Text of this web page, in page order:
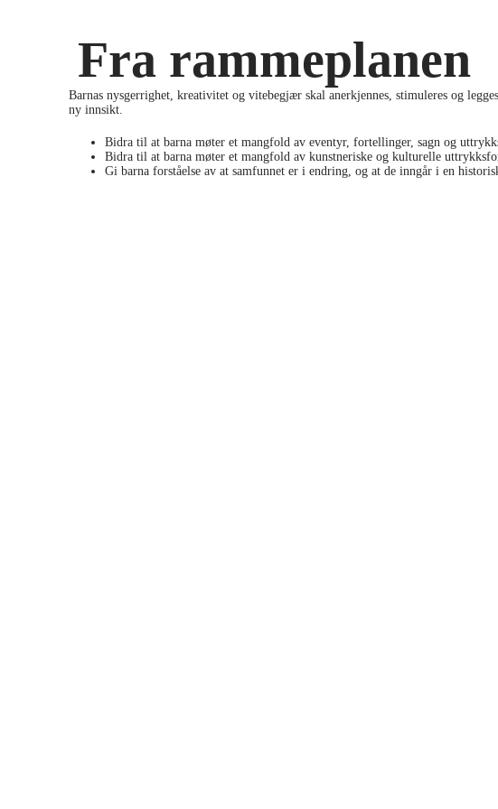
Fra rammeplanen
Barnas nysgerrighet, kreativitet og vitebegjær skal anerkjennes, stimuleres og
ny innsikt.
Bidra til at barna møter et mangfold av eventyr, fortellinger, sagn og
Bidra til at barna møter et mangfold av kunstneriske og kulturelle
Gi barna forståelse av at samfunnet er i endring, og at de inngår i en